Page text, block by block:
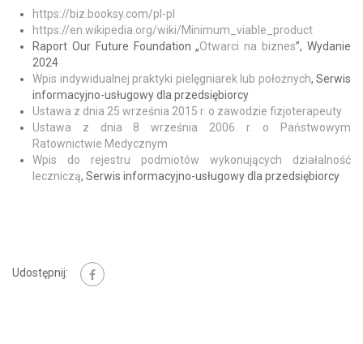
https://biz.booksy.com/pl-pl
https://en.wikipedia.org/wiki/Minimum_viable_product
Raport Our Future Foundation „Otwarci na biznes”, Wydanie
2024
Wpis indywidualnej praktyki pielęgniarek lub położnych, Serwis
informacyjno-usługowy dla przedsiębiorcy
Ustawa z dnia 25 września 2015 r. o zawodzie fizjoterapeuty
Ustawa z dnia 8 września 2006 r. o Państwowym
Ratownictwie Medycznym
Wpis do rejestru podmiotów wykonujących działalność
leczniczą, Serwis informacyjno-usługowy dla przedsiębiorcy
Udostępnij: